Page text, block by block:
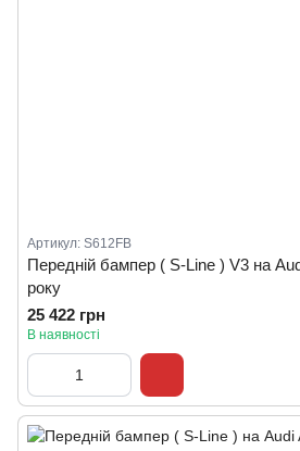
Артикул: S612FB
Передній бампер ( S-Line ) V3 на
року
25 422 грн
В наявності